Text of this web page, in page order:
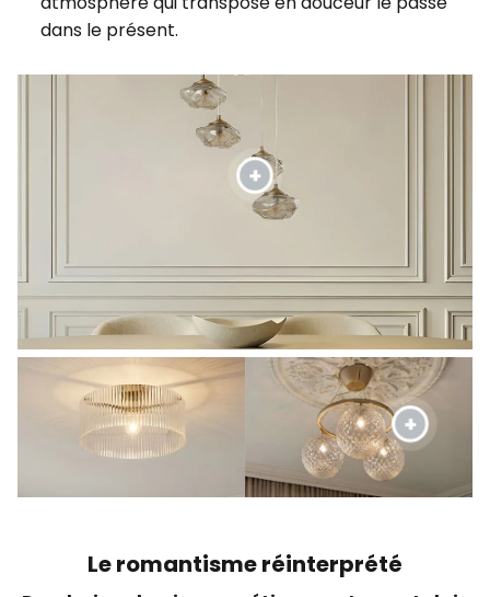
dans le présent.
Le romantisme réinterprété